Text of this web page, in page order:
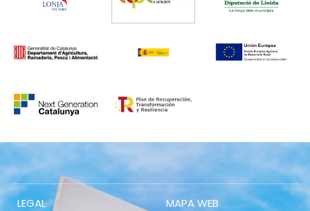
LEGAL MAPA WEB